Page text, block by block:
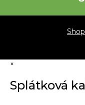
×
Splátková